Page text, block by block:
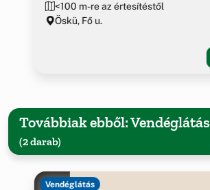
<100 m-re az értesítéstől
Öskü, Fő u.
Továbbiak ebből: Vendéglátás
(2 darab)
Vendéglátás